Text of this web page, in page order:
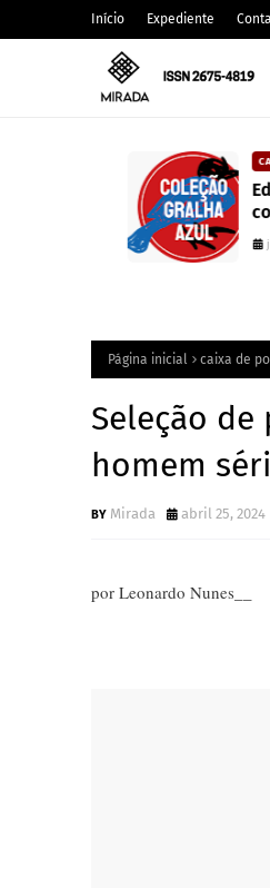
Início Expediente
CARLOS
julho
Página inicial caixa de
Seleção
homem
Mirada abril 25, 2024
por Leonardo Nunes__